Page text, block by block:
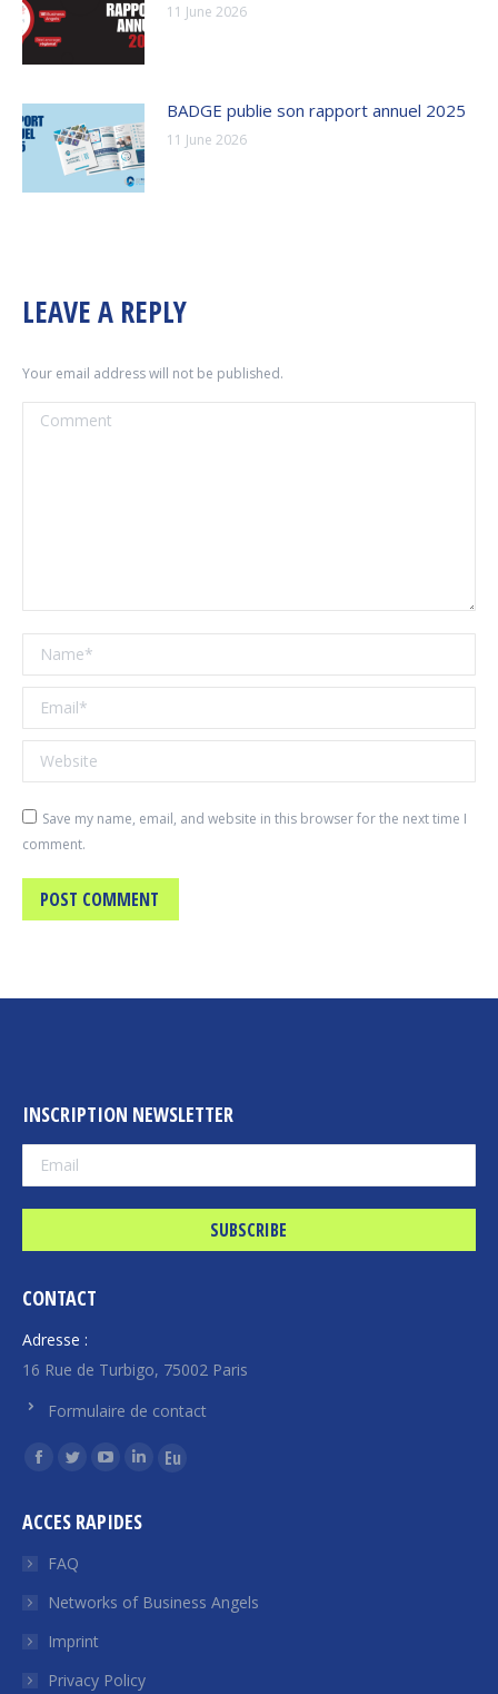
11 June 2026
BADGE publie son rapport annuel 2025
11 June 2026
LEAVE A REPLY
Your email address will not be published.
Comment
Name *
Email *
Website
Save my name, email, and website in this browser for the next time I
comment.
POST COMMENT
INSCRIPTION NEWSLETTER
CONTACT
Adresse :
16 Rue de Turbigo, 75002 Paris
Formulaire de contact
Find us on:
Facebook
opens
window
Twitter
opens
in
window
YouTube
opens
window
Linkedin
opens
window
Euroquity
window
ACCES RAPIDES
FAQ
Networks of Business Angels
Imprint
Privacy Policy